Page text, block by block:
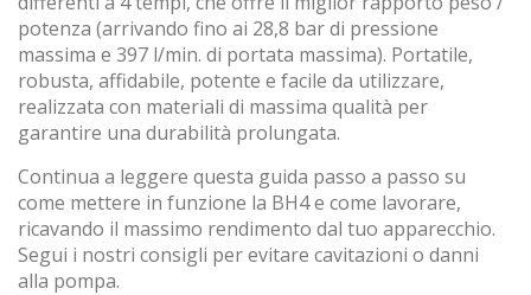
potenza (arrivando fino ai 28,8 bar di pressione
massima e 397 l/min. di portata massima). Portatile,
robusta, affidabile, potente e facile da utilizzare,
realizzata con materiali di massima qualità per
garantire una durabilità prolungata.
Continua a leggere questa guida passo a passo su
come mettere in funzione la BH4 e come lavorare,
ricavando il massimo rendimento dal tuo apparecchio.
Segui i nostri consigli per evitare cavitazioni o danni
alla pompa.